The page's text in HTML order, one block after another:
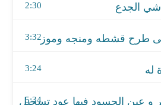
2:30
3:32
3:24
5:34
زى الفلاحة فى غيطها
كل ما اقول التوبة يابوى
ياقلبي